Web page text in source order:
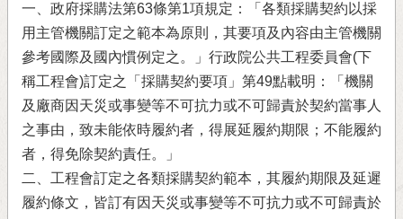
一、政府採購法第63條第1項規定：「各類採購契約以採
用主管機關訂定之範本為原則，其要項及內容由主管機關
參考國際及國內慣例定之。」行政院公共工程委員會(下
稱工程會)訂定之「採購契約要項」第49點載明：「機關
及廠商因天災或事變等不可抗力或不可歸責於契約當事人
之事由，致未能依時履約者，得展延履約期限；不能履約
者，得免除契約責任。」
二、工程會訂定之各類採購契約範本，其履約期限及延遲
履約條文，皆訂有因天災或事變等不可抗力或不可歸責於